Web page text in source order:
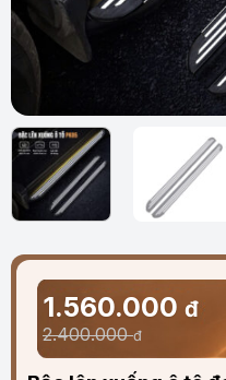
1.560.000 đ
2.400.000đ